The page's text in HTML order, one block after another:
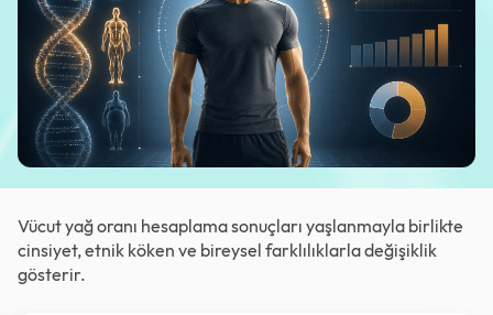
Vücut yağ oranı hesaplama sonuçları yaşlanmayla birlikte
cinsiyet, etnik köken ve bireysel farklılıklarla değişiklik
gösterir.